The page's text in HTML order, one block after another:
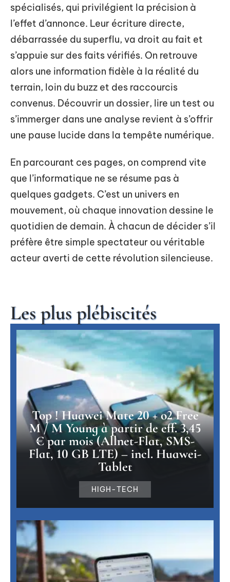
spécialisés, qui privilégient la précision à
l’effet d’annonce. Leur écriture directe,
débarrassée du superflu, va droit au fait et
s’appuie sur des faits vérifiés. On retrouve
alors une information fidèle à la réalité du
terrain, loin du buzz et des raccourcis
convenus. Découvrir un dossier, lire un test ou
s’immerger dans une analyse revient à s’offrir
une pause lucide dans la tempête numérique.
En parcourant ces pages, on comprend vite
que l’informatique ne se résume pas à
quelques gadgets. C’est un univers en
mouvement, où chaque innovation dessine le
quotidien de demain. À chacun de décider s’il
préfère être simple spectateur ou véritable
acteur averti de cette révolution silencieuse.
Les plus plébiscités
Top ! Huawei Mate 20 + o2 Free
M / M Young à partir de eff. 3,45
€ par mois (Allnet-Flat, SMS-
Flat, 10 GB LTE) – incl. Huawei-
Tablet
HIGH-TECH